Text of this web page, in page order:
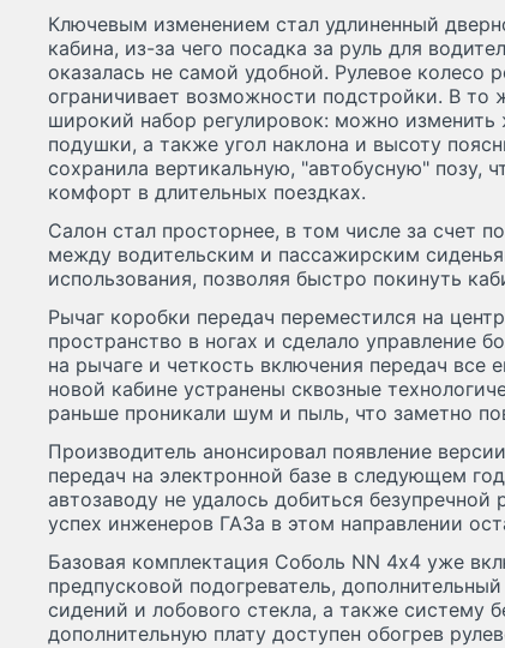
Ключевым изменением стал удлиненный
кабина, из-за чего посадка за руль для
оказалась не самой удобной. Рулевое колесо
ограничивает возможности подстройки. В то
широкий набор регулировок: можно
подушки, а также угол наклона и высоту
сохранила вертикальную, "автобусную" позу,
комфорт в длительных поездках.
Салон стал просторнее, в том числе за счет
между водительским и пассажирским
использования, позволяя быстро покинуть
Рычаг коробки передач переместился на
пространство в ногах и сделало управление
на рычаге и четкость включения передач
новой кабине устранены сквозные
раньше проникали шум и пыль, что заметно
Производитель анонсировал появление
передач на электронной базе в следующем
автозаводу не удалось добиться безупречной
успех инженеров ГАЗа в этом направлении
Базовая комплектация Соболь NN 4х4 уже
предпусковой подогреватель,
сидений и лобового стекла, а также систему
дополнительную плату доступен обогрев